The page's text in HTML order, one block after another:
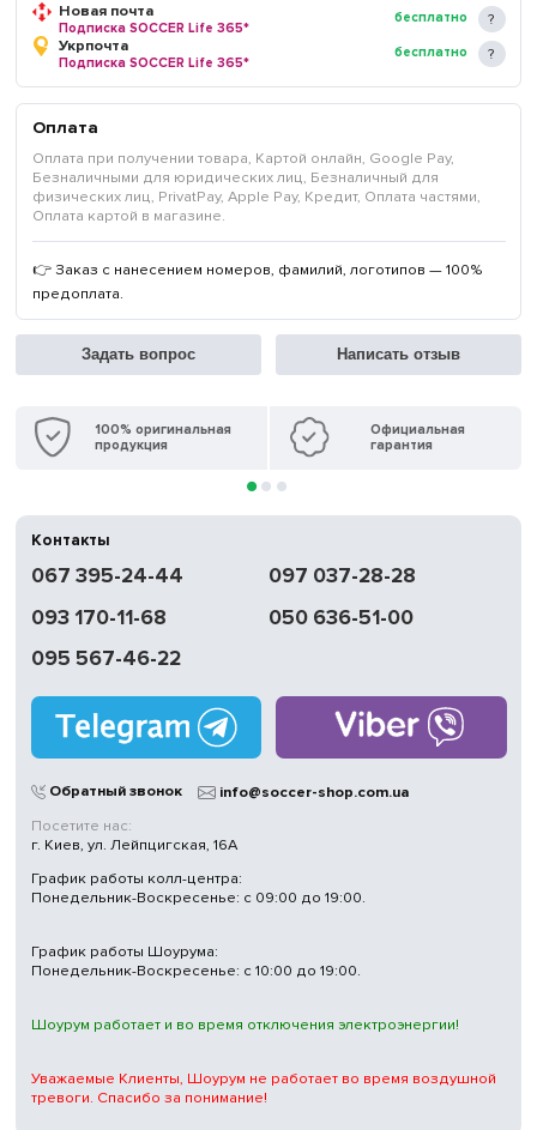
Новая почта
Подписка SOCCER Life 365*
бесплатно
Укрпочта
Подписка SOCCER Life 365*
бесплатно
Оплата
Оплата при получении товара, Картой онлайн, Google Pay,
Безналичными для юридических лиц, Безналичный для
физических лиц, PrivatPay, Apple Pay, Кредит, Оплата частями,
Оплата картой в магазине.
👉 Заказ с нанесением номеров, фамилий, логотипов — 100%
предоплата.
Задать вопрос Написать отзыв
100% оригинальная
продукция
Официальная
гарантия
Контакты
067 395-24-44
097 037-28-28
093 170-11-68
050 636-51-00
095 567-46-22
Обратный звонок
info@soccer-shop.com.ua
Посетите нас:
г. Киев, ул. Лейпцигская, 16А
График работы колл-центра:
Понедельник-Воскресенье: с 09:00 до 19:00.
График работы Шоурума:
Понедельник-Воскресенье: с 10:00 до 19:00.
Шоурум работает и во время отключения электроэнергии!
Уважаемые Клиенты, Шоурум не работает во время воздушной
тревоги. Спасибо за понимание!